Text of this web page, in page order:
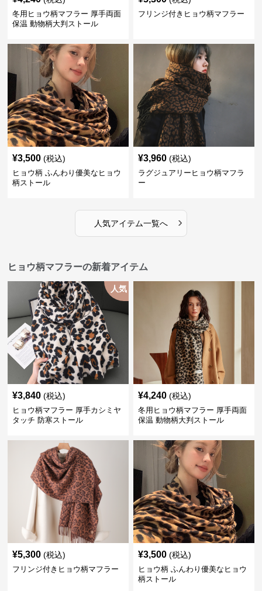
冬用ヒョウ柄マフラー 厚手両面
保温 動物柄大判ストール
フリンジ付きヒョウ柄マフラー
¥3,500 (税込)
ヒョウ柄 ふんわり優美なヒョウ
柄ストール
¥3,960 (税込)
ラグジュアリーヒョウ柄マフラ
ー
人気アイテム一覧へ ›
ヒョウ柄マフラーの新着アイテム
人気
¥3,840 (税込)
ヒョウ柄マフラー 厚手カシミヤ
タッチ 防寒ストール
¥4,240 (税込)
冬用ヒョウ柄マフラー 厚手両面
保温 動物柄大判ストール
¥5,300 (税込)
フリンジ付きヒョウ柄マフラー
¥3,500 (税込)
ヒョウ柄 ふんわり優美なヒョウ
柄ストール